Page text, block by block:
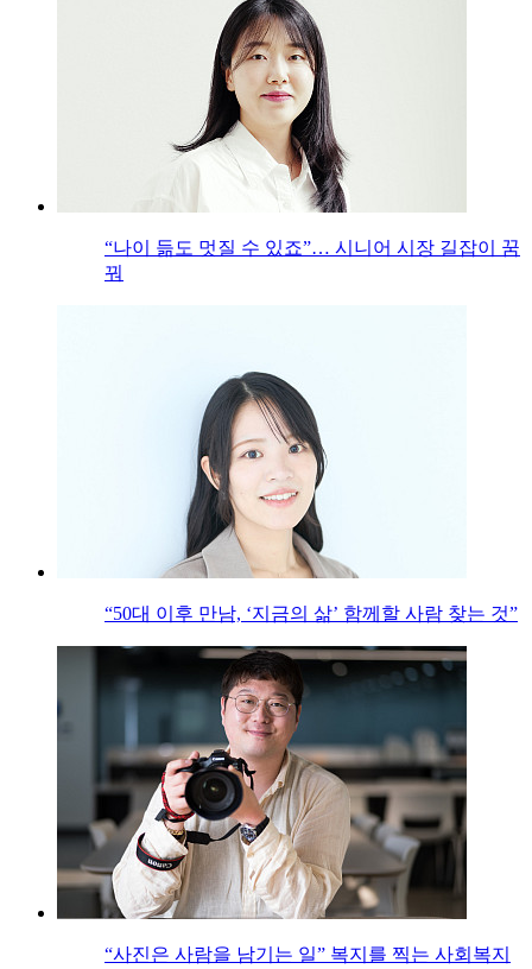
“나이 듦도 멋질 수 있죠”… 시니어 시장 길잡이 꿈
꿔
“50대 이후 만남, ‘지금의 삶’ 함께할 사람 찾는 것”
“사진은 사람을 남기는 일” 복지를 찍는 사회복지